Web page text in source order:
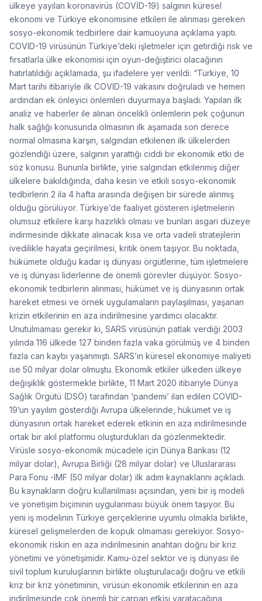
ülkeye yayılan koronavirüs (COVİD-19) salgının küresel
ekonomi ve Türkiye ekonomisine etkileri ile alınması gereken
sosyo-ekonomik tedbirlere dair kamuoyuna açıklama yaptı.
COVID-19 virüsünün Türkiye’deki işletmeler için getirdiği risk ve
fırsatlarla ülke ekonomisi için oyun-değiştirici olacağının
hatırlatıldığı açıklamada, şu ifadelere yer verildi: “Türkiye, 10
Mart tarihi itibariyle ilk COVID-19 vakasını doğruladı ve hemen
ardından ek önleyici önlemleri duyurmaya başladı. Yapılan ilk
analiz ve haberler ile alınan öncelikli önlemlerin pek çoğunun
halk sağlığı konusunda olmasının ilk aşamada son derece
normal olmasına karşın, salgından etkilenen ilk ülkelerden
gözlendiği üzere, salgının yarattığı ciddi bir ekonomik etki de
söz konusu. Bununla birlikte, yine salgından etkilenmiş diğer
ülkelere bakıldığında, daha kesin ve etkili sosyo-ekonomik
tedbirlerin 2 ila 4 hafta arasında değişen bir sürede alınmış
olduğu görülüyor. Türkiye’de faaliyet gösteren işletmelerin
olumsuz etkilere karşı hazırlıklı olması ve bunları asgari düzeye
indirmesinde dikkate alınacak kısa ve orta vadeli stratejilerin
ivedilikle hayata geçirilmesi, kritik önem taşıyor. Bu noktada,
hükümete olduğu kadar iş dünyası örgütlerine, tüm işletmelere
ve iş dünyası liderlerine de önemli görevler düşüyor. Sosyo-
ekonomik tedbirlerin alınması, hükümet ve iş dünyasının ortak
hareket etmesi ve örnek uygulamaların paylaşılması, yaşanan
krizin etkilerinin en aza indirilmesine yardımcı olacaktır.
Unutulmaması gerekir ki, SARS virüsünün patlak verdiği 2003
yılında 116 ülkede 127 binden fazla vaka görülmüş ve 4 binden
fazla can kaybı yaşanmıştı. SARS’ın küresel ekonomiye maliyeti
ise 50 milyar dolar olmuştu. Ekonomik etkiler ülkeden ülkeye
değişiklik göstermekle birlikte, 11 Mart 2020 itibariyle Dünya
Sağlık Örgütü (DSÖ) tarafından ‘pandemi’ ilan edilen COVID-
19’un yayılım gösterdiği Avrupa ülkelerinde, hükümet ve iş
dünyasının ortak hareket ederek etkinin en aza indirilmesinde
ortak bir akıl platformu oluşturdukları da gözlenmektedir.
Virüsle sosyo-ekonomik mücadele için Dünya Bankası (12
milyar dolar), Avrupa Birliği (28 milyar dolar) ve Uluslararası
Para Fonu -IMF (50 milyar dolar) ilk adım kaynaklarını açıkladı.
Bu kaynakların doğru kullanılması açısından, yeni bir iş modeli
ve yönetişim biçiminin uygulanması büyük önem taşıyor. Bu
yeni iş modelinin Türkiye gerçeklerine uyumlu olmakla birlikte,
küresel gelişmelerden de kopuk olmaması gerekiyor. Sosyo-
ekonomik riskin en aza indirilmesinin anahtarı doğru bir kriz
yönetimi ve yönetişimidir. Kamu-özel sektör ve iş dünyası ile
sivil toplum kuruluşlarının birlikte oluşturulacağı doğru ve etkili
kriz bir kriz yönetiminin, virüsün ekonomik etkilerinin en aza
indirilmesinde çok önemli bir çarpan etkisi yaratacağına